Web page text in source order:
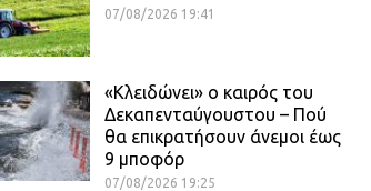
07/08/2026 19:41
«Κλειδώνει» ο καιρός του
Δεκαπενταύγουστου – Πού
θα επικρατήσουν άνεμοι έως
9 μποφόρ
07/08/2026 19:25